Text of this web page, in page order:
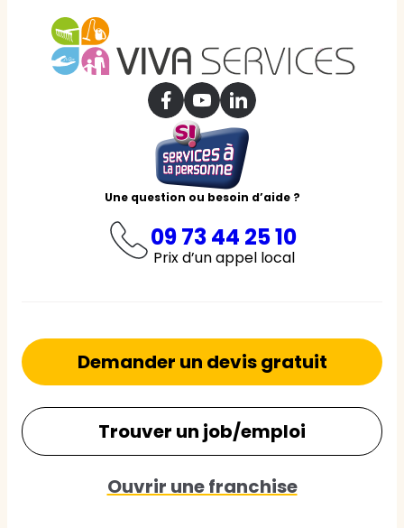
Une question ou besoin d’aide ?
09 73 44 25 10
Prix d’un appel local
Demander un devis gratuit
Trouver un job/emploi
Ouvrir une franchise